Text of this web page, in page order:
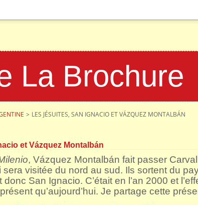
La Brochure
> LES JÉSUITES, SAN IGNACIO ET VÁZQUEZ MONTALBÁN
et Vázquez Montalbán
, Vázquez Montalbán fait passer
sera visitée du nord au sud. Ils sortent du
San Ignacio. C’était en l’an 2000 et
qu’aujourd’hui. Je partage cette